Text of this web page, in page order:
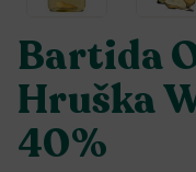
Bartida
Hruška
40%